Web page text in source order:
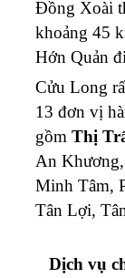
Đồng Xoài
khoảng 45
Hớn Quản
Cửu Long
13 đơn vị
gồm Thị
An
Minh Tâm,
Tân Lợi,
Dịch vụ